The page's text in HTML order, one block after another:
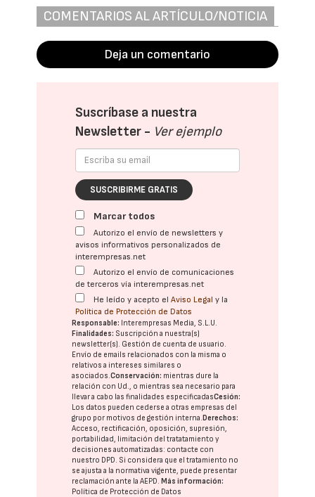
COMENTARIOS AL ARTÍCULO/NOTICIA
Deja un comentario
Suscríbase a nuestra
Newsletter - Ver ejemplo
SUSCRIBIRME GRATIS
Marcar todos
Autorizo el envío de newsletters y
avisos informativos personalizados de
interempresas.net
Autorizo el envío de comunicaciones
de terceros vía interempresas.net
He leído y acepto elAviso Legal y la
Política de Protección de Datos
Responsable: Interempresas Media, S.L.U.
Finalidades: Suscripción a nuestra(s)
newsletter(s). Gestión de cuenta de usuario.
Envío de emails relacionados con la misma o
relativos a intereses similares o
asociados.Conservación: mientras dure la
relación con Ud., o mientras sea necesario para
llevar a cabo las finalidades especificadasCesión:
Los datos pueden cederse a otras empresas del
grupo por motivos de gestión interna.Derechos:
Acceso, rectificación, oposición, supresión,
portabilidad, limitación del tratatamiento y
decisiones automatizadas: contacte con
nuestro DPD . Si considera que el tratamiento no
se ajusta a la normativa vigente, puede presentar
reclamación ante laAEPD .Más información:
Política de Protección de Datos